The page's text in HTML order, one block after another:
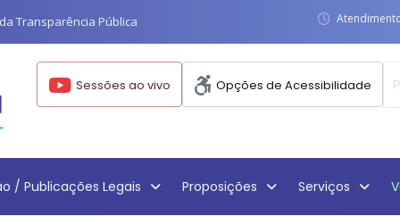
Transparência Pública
Sessões ao vivo Opções de Acessibilidade
/ Publicações Legais Proposições Serviços